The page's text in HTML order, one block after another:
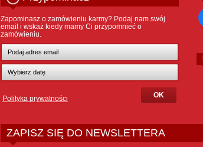
Zapominasz o zamówieniu karmy? Podaj nam swój
email i wskaż kiedy mamy Ci przypomnieć o
zamówieniu.
Polityka prywatności
ZAPISZ SIĘ DO NEWSLETTERA